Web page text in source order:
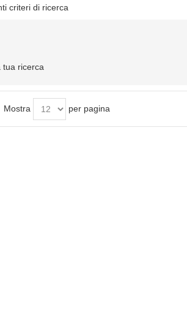
criteri di ricerca
tua ricerca
Mostra per pagina